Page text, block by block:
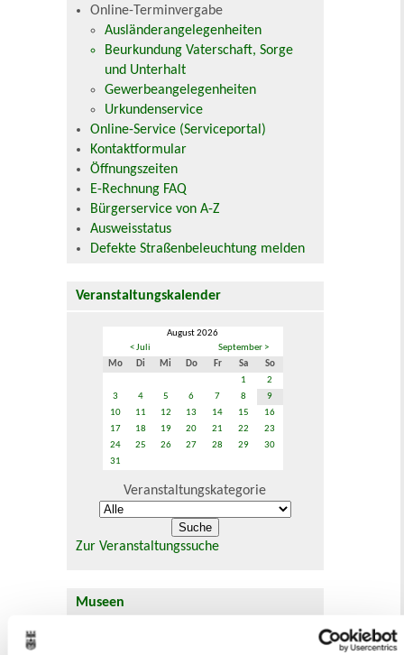
Online-Terminvergabe
Ausländerangelegenheiten
Beurkundung Vaterschaft, Sorge
und Unterhalt
Gewerbeangelegenheiten
Urkundenservice
Online-Service (Serviceportal)
Kontaktformular
Öffnungszeiten
E-Rechnung FAQ
Bürgerservice von A-Z
Ausweisstatus
Defekte Straßenbeleuchtung melden
Veranstaltungskalender
August 2026
< Juli
September >
Mo
Di Mi Do Fr Sa
So
1
2
3
4 5 6 7 8
9
10
11 12 13 14 15
16
17
18 19 20 21 22
23
24
25 26 27 28 29
30
31
Veranstaltungskategorie
Zur Veranstaltungssuche
Museen